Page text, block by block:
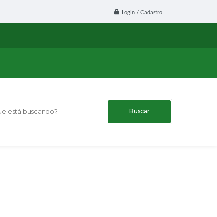
Login / Cadastro
está buscando?